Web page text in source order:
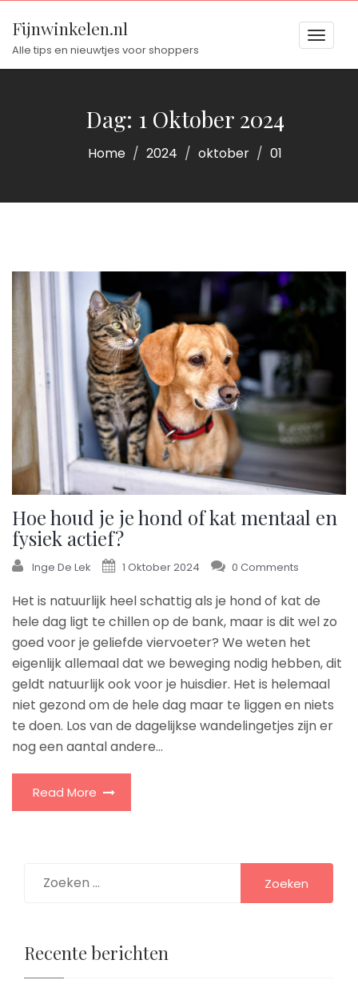
Fijnwinkelen.nl
Alle tips en nieuwtjes voor shoppers
Toggle
Dag: 1 Oktober 2024
Home 2024 oktober 01
Hoe houd je je hond of kat mentaal en
fysiek actief?
Inge De Lek 1 Oktober 2024 0 Comments
Het is natuurlijk heel schattig als je hond of kat de
hele dag ligt te chillen op de bank, maar is dit wel zo
goed voor je geliefde viervoeter? We weten het
eigenlijk allemaal dat we beweging nodig hebben, dit
geldt natuurlijk ook voor je huisdier. Het is helemaal
niet gezond om de hele dag maar te liggen en niets
te doen. Los van de dagelijkse wandelingetjes zijn er
nog een aantal andere...
Read More
naar:
Recente berichten